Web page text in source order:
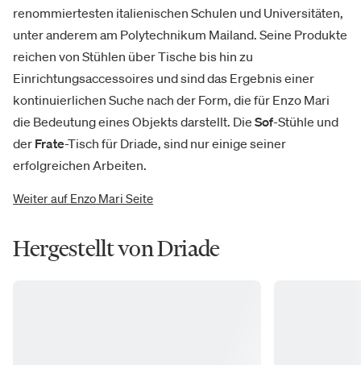
renommiertesten italienischen Schulen und Universitäten,
unter anderem am Polytechnikum Mailand. Seine Produkte
reichen von Stühlen über Tische bis hin zu
Einrichtungsaccessoires und sind das Ergebnis einer
kontinuierlichen Suche nach der Form, die für Enzo Mari
die Bedeutung eines Objekts darstellt. Die Sof-Stühle und
der Frate-Tisch für Driade, sind nur einige seiner
erfolgreichen Arbeiten.
Weiter auf Enzo Mari Seite
Hergestellt von Driade